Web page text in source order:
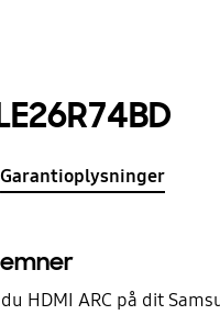
Garantioplysninger
HDMI ARC på dit